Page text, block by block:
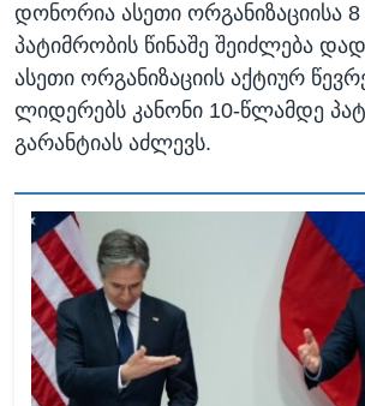
დონორია ასეთი ორგანიზაციისა
პატიმრობის წინაშე შეიძლება
ასეთი ორგანიზაციის აქტიურ
ლიდერებს კანონი 10-წლამდე
გარანტიას აძლევს.